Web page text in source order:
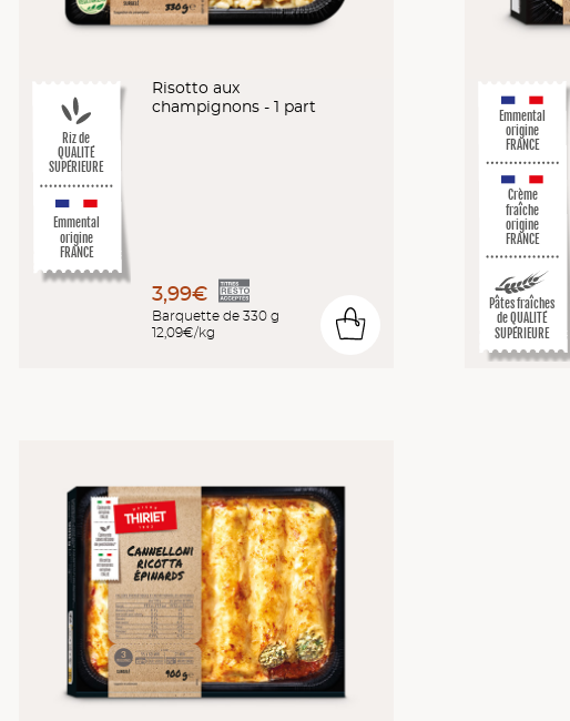
Emmental
origine
FRANCE
Riz de
QUALITÉ
SUPÉRIEURE
Risotto aux
champignons - 1 part
3,99€
Barquette de 330 g
12,09€/kg
0
Emmental
origine
FRANCE
Crème
fraîche
origine
FRANCE
Pâtes fraîches
de QUALITÉ
SUPÉRIEURE